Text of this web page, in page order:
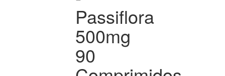
Passiflora
500mg
90